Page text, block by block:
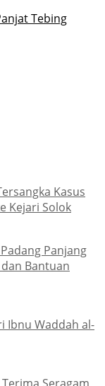
Tebing
Kasus
Kejari Solok
Panjang
Bantuan
Ibnu Waddah al-